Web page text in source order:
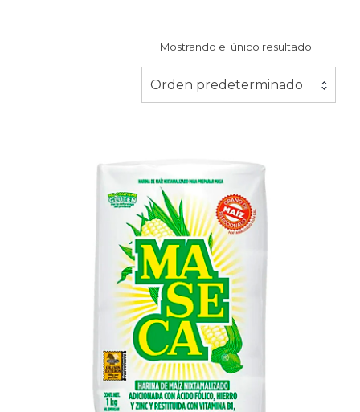
Mostrando el único resultado
Orden predeterminado